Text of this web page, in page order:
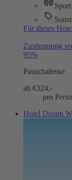
Sport
Für dieses
Zustimmung
95%
Pauschalreise
ab €324,-
pro
Hotel Dream